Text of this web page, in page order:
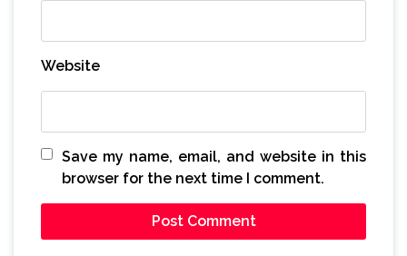
Website
Save my name, email, and website in this
browser for the next time I comment.